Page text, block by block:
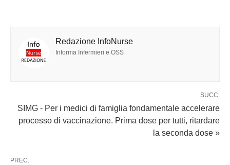
Redazione InfoNurse
Informa Infermieri e OSS
SUCC.
SIMG - Per i medici di famiglia fondamentale accelerare
processo di vaccinazione. Prima dose per tutti, ritardare
la seconda dose »
PREC.